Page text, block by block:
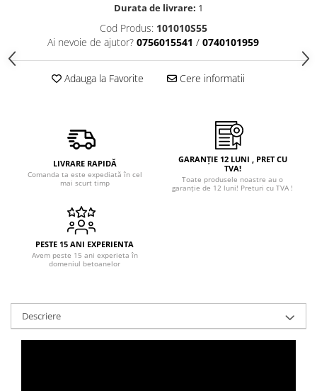
Durata de livrare: 1
Cod Produs: 101010S55
Ai nevoie de ajutor? 0756015541 / 0740101959
Adauga la Favorite Cere informatii
LIVRARE RAPIDĂ
Comanda ta este expediată în cel
mai scurt timp
GARANȚIE 12 LUNI , PRET CU
TVA!
Toate produsele noastre au o
garanție de 12 luni! Preturi cu TVA !
PESTE 15 ANI EXPERIENTA
Avem peste 15 ani experieta în
domeniul betoanelor
Descriere